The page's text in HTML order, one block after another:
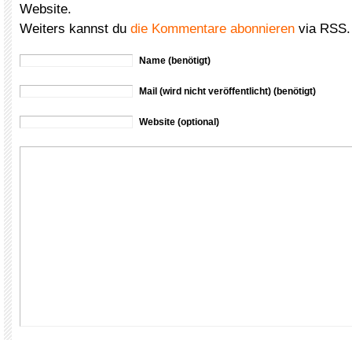
Website.
Weiters kannst du die Kommentare abonnieren via RSS.
Name (benötigt)
Mail (wird nicht veröffentlicht) (benötigt)
Website (optional)